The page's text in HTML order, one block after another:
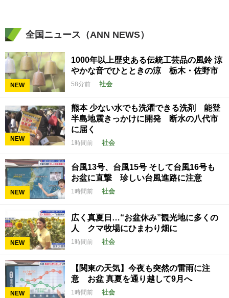
全国ニュース（ANN NEWS）
NEW
1000年以上歴史ある伝統工芸品の風鈴 涼
やかな音でひとときの涼 栃木・佐野市
58分前 社会
NEW
熊本 少ない水でも洗濯できる洗剤 能登
半島地震きっかけに開発 断水の八代市
に届く
1時間前 社会
NEW
台風13号、台風15号 そして台風16号も
お盆に直撃 珍しい台風進路に注意
1時間前 社会
NEW
広く真夏日…“お盆休み”観光地に多くの
人 クマ牧場にひまわり畑に
1時間前 社会
NEW
【関東の天気】今夜も突然の雷雨に注
意 お盆 真夏を通り越して9月へ
1時間前 社会